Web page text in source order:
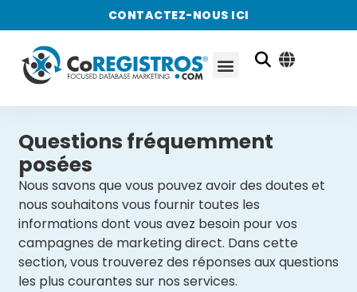
CONTACTEZ-NOUS ICI
Questions fréquemment
posées
Nous savons que vous pouvez avoir des doutes et
nous souhaitons vous fournir toutes les
informations dont vous avez besoin pour vos
campagnes de marketing direct. Dans cette
section, vous trouverez des réponses aux questions
les plus courantes sur nos services.